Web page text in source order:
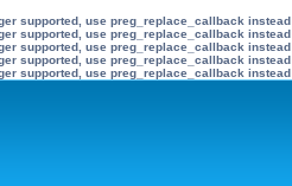
supported, use preg_replace_callback instead
supported, use preg_replace_callback instead
supported, use preg_replace_callback instead
supported, use preg_replace_callback instead
supported, use preg_replace_callback instead